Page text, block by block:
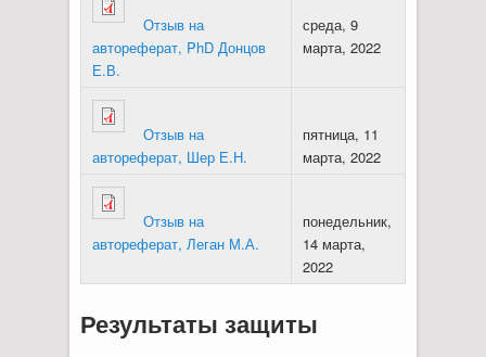
Отзыв на
автореферат, PhD Донцов
Е.В.
среда, 9
марта, 2022
Отзыв на
автореферат, Шер Е.Н.
пятница, 11
марта, 2022
Отзыв на
автореферат, Леган М.А.
понедельник,
14 марта,
2022
Результаты защиты